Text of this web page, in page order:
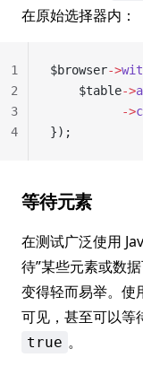
在原始选择器内：
$browser->
    $table
->
          ->
});
1
2
3
4
等待元素
在测试广泛使用
待”某些元素或数
变得轻而易举。使
可见，甚至可以等
true 。